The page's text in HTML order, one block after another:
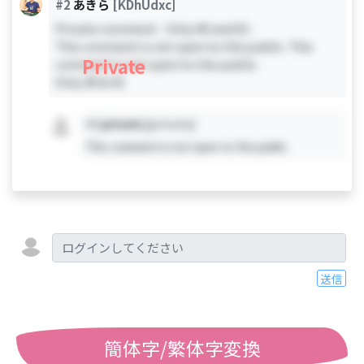
#2 あきら
[KDhUdxc]
Private comment - Only #0 and #2 -
This comment is not open to the public. This
comment is not open to the public.
Private
private [private]
This comment is not open to the public.
送信
簡体字/繁体字変換